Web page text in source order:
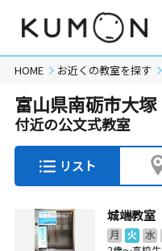
HOME お近くの教室を探す
富山県南砺市大塚
付近の公文式教室
リスト
城端教室
月 火 水